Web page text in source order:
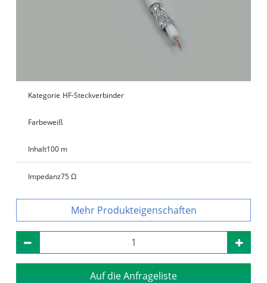
Kategorie HF-Steckverbinder
Farbeweiß
Inhalt100 m
Impedanz75 Ω
Produkteigenschaften
Auf die Anfrageliste